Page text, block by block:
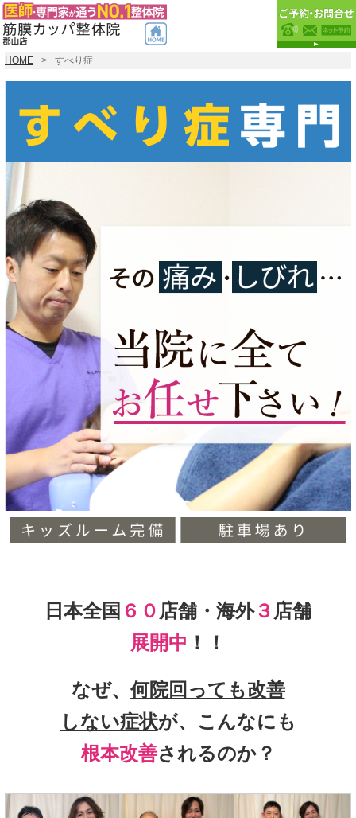
HOME すべり症
日本全国 ６０ 店舗・海外３ 店舗
展開中 ！！
なぜ、何院回っても改善
しない症状が、こんなにも
根本改善されるのか？